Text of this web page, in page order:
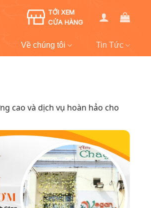
TỚI XEM
CỬA HÀNG
Về chúng tôi Tin Tức
cao và dịch vụ hoàn hảo cho